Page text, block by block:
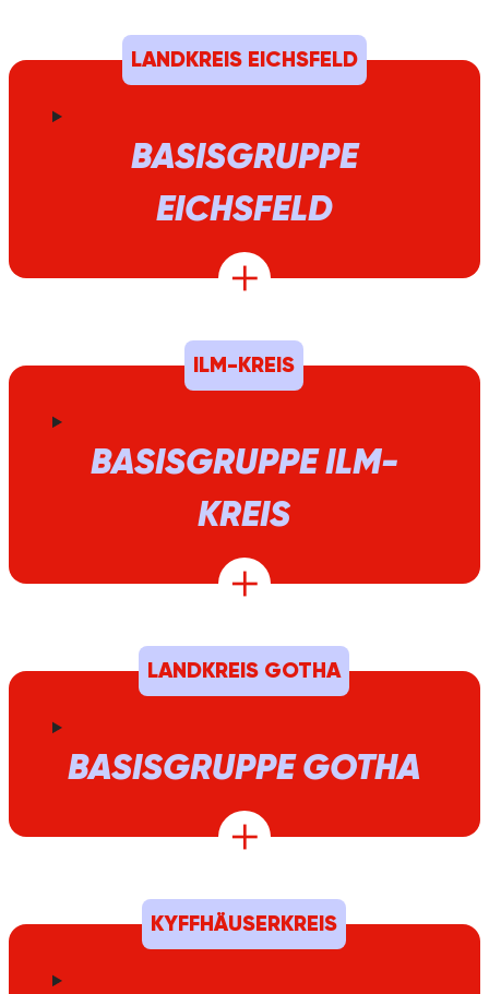
LANDKREIS EICHSFELD
BASISGRUPPE
EICHSFELD
ILM-KREIS
BASISGRUPPE ILM-
KREIS
LANDKREIS GOTHA
BASISGRUPPE GOTHA
KYFFHÄUSERKREIS